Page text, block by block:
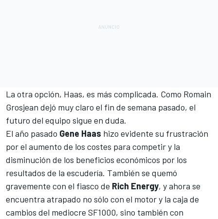
La otra opción, Haas, es más complicada. Como Romain
Grosjean dejó muy claro el fin de semana pasado, el
futuro del equipo sigue en duda.
El año pasado Gene Haas hizo evidente su frustración
por el aumento de los costes para competir y la
disminución de los beneficios económicos por los
resultados de la escudería. También se quemó
gravemente con el fiasco de Rich Energy, y ahora se
encuentra atrapado no sólo con el motor y la caja de
cambios del mediocre SF1000, sino también con